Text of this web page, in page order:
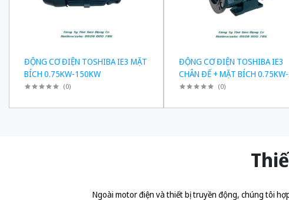
ĐỘNG CƠ ĐIỆN TOSHIBA IE3 MẶT
BÍCH 0.75KW-150KW
(0)
ĐỘNG CƠ ĐIỆN TOSHIBA IE3
CHÂN ĐẾ + MẶT BÍCH 0.75KW-
150KW
(0)
Thiết
Ngoài motor điện và thiết bị truyền động, chúng tôi